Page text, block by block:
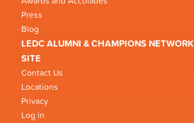
Press
Blog
LEDC ALUMNI & CHAMPIONS NETWORK
SITE
Contact Us
Locations
Privacy
Log in